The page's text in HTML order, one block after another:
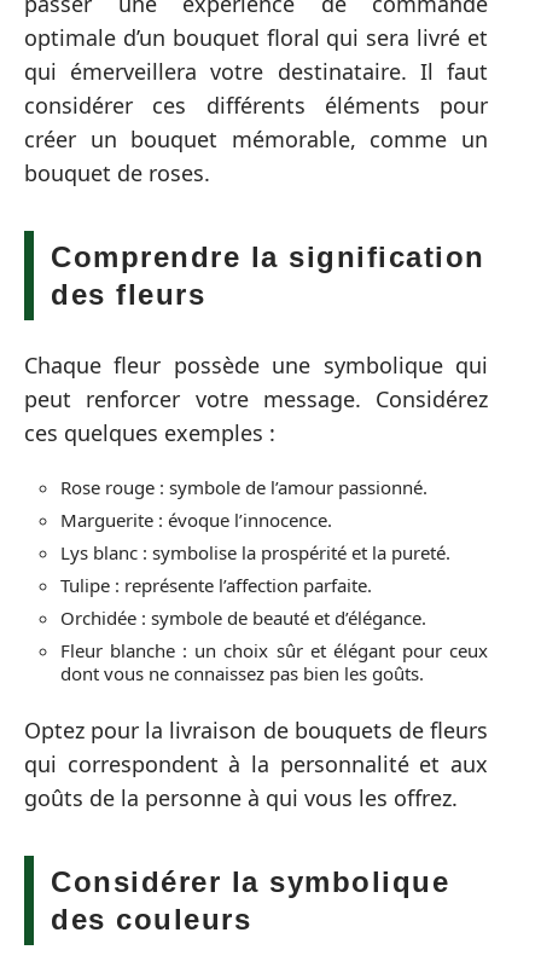
optimale d’un bouquet floral qui sera livré et
qui émerveillera votre destinataire. Il faut
considérer ces différents éléments pour
créer un bouquet mémorable, comme un
bouquet de roses.
Comprendre la signification
des fleurs
Chaque fleur possède une symbolique qui
peut renforcer votre message. Considérez
ces quelques exemples :
Rose rouge : symbole de l’amour passionné.
Marguerite : évoque l’innocence.
Lys blanc : symbolise la prospérité et la pureté.
Tulipe : représente l’affection parfaite.
Orchidée : symbole de beauté et d’élégance.
Fleur blanche : un choix sûr et élégant pour ceux
dont vous ne connaissez pas bien les goûts.
Optez pour la livraison de bouquets de fleurs
qui correspondent à la personnalité et aux
goûts de la personne à qui vous les offrez.
Considérer la symbolique
des couleurs